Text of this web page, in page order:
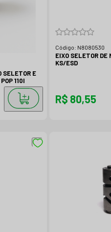
SELETOR E
110I
Código: N8080530
EIXO SELETOR DE
KS/ESD
R$ 80,55